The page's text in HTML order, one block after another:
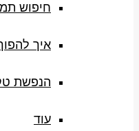
חיפוש
איך
הנפשת
עוד